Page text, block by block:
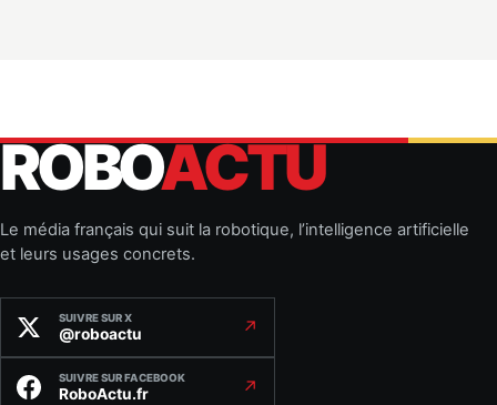
ROBOACTU
Le média français qui suit la robotique, l’intelligence artificielle
et leurs usages concrets.
SUIVRE SUR X
@roboactu ↗
SUIVRE SUR FACEBOOK
RoboActu.fr ↗